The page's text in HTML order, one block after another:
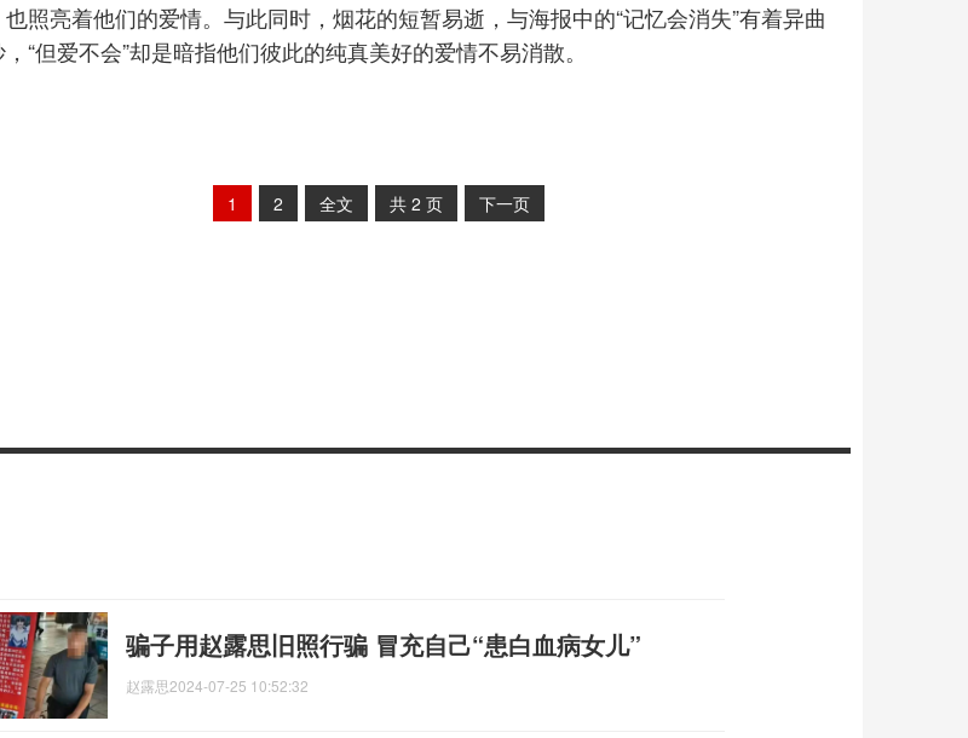
照亮着他们的爱情。与此同时，烟花的短暂易逝，与海报中的“记忆会消失”有着异曲
“但爱不会”却是暗指他们彼此的纯真美好的爱情不易消散。
1 2 全文 共 2 页 下一页
骗子用赵露思旧照行骗 冒充自己“患白血病女儿”
赵露思2024-07-25 10:52:32